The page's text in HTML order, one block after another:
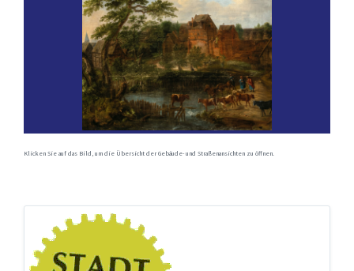
Klicken Sie auf das Bild, um die Übersicht der Gebäude- und Straßenansichten zu öffnen.